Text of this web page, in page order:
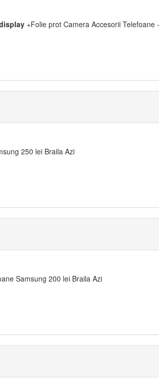
+Folie prot Camera Accesorii Telefoane
250 lei Braila Azi
Samsung 200 lei Braila Azi